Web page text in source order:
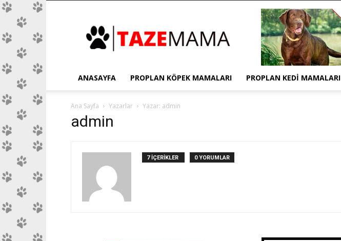
ANASAYFA PROPLAN KÖPEK MAMALARI PROPLAN KEDI MAMALARI
Ana Sayfa Yazarlar Yazar: admin
admin
7 İÇERİKLER 0 YORUMLAR